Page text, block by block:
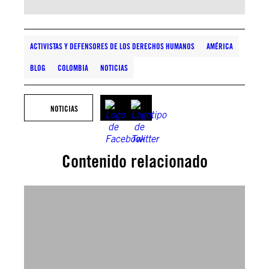
ACTIVISTAS Y DEFENSORES DE LOS DERECHOS HUMANOS AMÉRICA
BLOG COLOMBIA NOTICIAS
NOTICIAS
Contenido relacionado